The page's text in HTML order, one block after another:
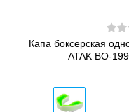
Капа боксерская
ATAK BO-